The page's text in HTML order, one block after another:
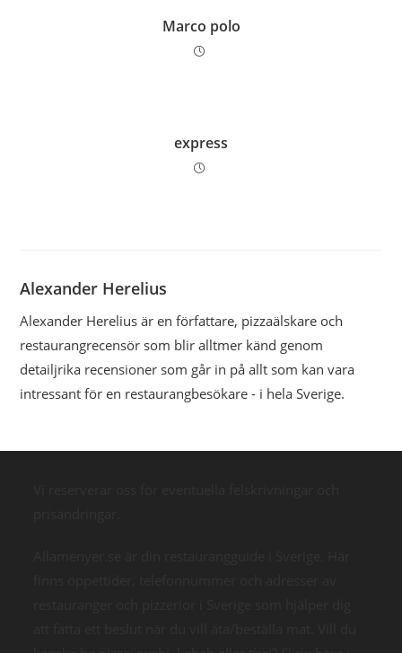
Marco polo
express
Alexander Herelius
Alexander Herelius är en författare, pizzaälskare och
restaurangrecensör som blir alltmer känd genom
detailjrika recensioner som går in på allt som kan vara
intressant för en restaurangbesökare - i hela Sverige.